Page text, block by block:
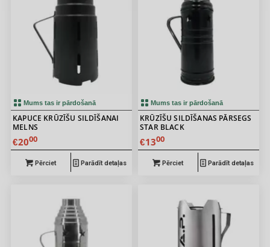
Mums tas ir pārdošanā
KAPUCE KRŪZĪŠU SILDĪŠANAI
MELNS
€2000
Pērciet Parādīt detaļas
Mums tas ir pārdošanā
KRŪZĪŠU SILDĪŠANAS PĀRSEGS
STAR BLACK
€1300
Pērciet Parādīt detaļas